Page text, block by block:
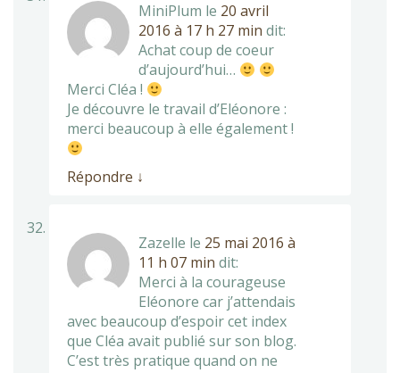
MiniPlum le 20 avril
2016 à 17 h 27 min dit:
Achat coup de coeur
d’aujourd’hui…
Merci Cléa !
Je découvre le travail d’Eléonore :
merci beaucoup à elle également !
Répondre ↓
Zazelle le 25 mai 2016 à
11 h 07 min dit:
Merci à la courageuse
Eléonore car j’attendais
avec beaucoup d’espoir cet index
que Cléa avait publié sur son blog.
C’est très pratique quand on ne